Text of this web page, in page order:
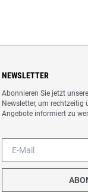
NEWSLETTER
Abonnieren Sie jetzt
Newsletter, um rechtzeitig
Angebote informiert zu